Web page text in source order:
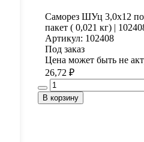
Саморез ШУц 3,0х12
пакет ( 0,021 кг) |
Артикул: 102408
Под заказ
Цена может быть не
26,72 ₽
В корзину